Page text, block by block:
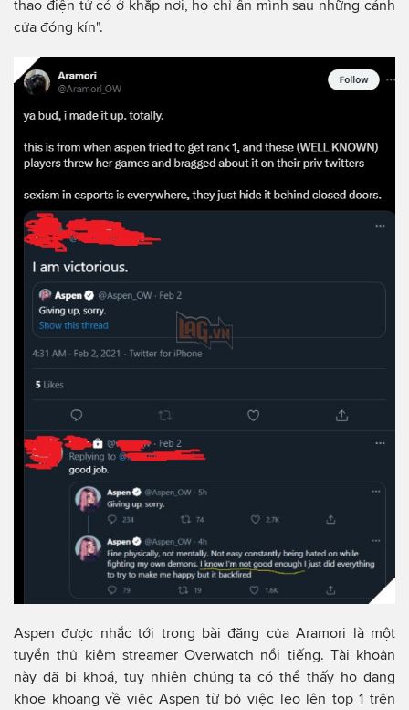
thao điện tử có ở khắp nơi, họ chỉ ẩn mình sau những cánh
cửa đóng kín".
Aspen được nhắc tới trong bài đăng của Aramori là một
tuyển thủ kiêm streamer Overwatch nổi tiếng. Tài khoản
này đã bị khoá, tuy nhiên chúng ta có thể thấy họ đang
khoe khoang về việc Aspen từ bỏ việc leo lên top 1 trên